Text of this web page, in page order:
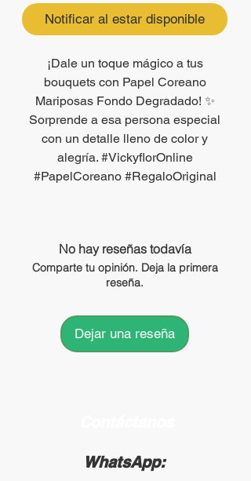
Notificar al estar disponible
¡Dale un toque mágico a tus
bouquets con Papel Coreano
Mariposas Fondo Degradado! ✨
Sorprende a esa persona especial
con un detalle lleno de color y
alegría. #VickyflorOnline
#PapelCoreano #RegaloOriginal
No hay reseñas todavía
Comparte tu opinión. Deja la primera
reseña.
Dejar una reseña
WhatsApp: